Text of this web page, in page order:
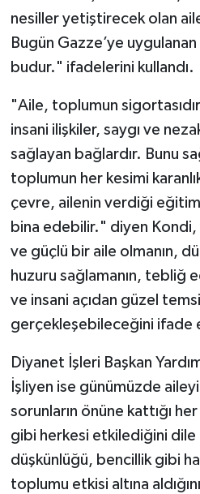
nesiller yetiştirecek olan
Bugün Gazze’ye
budur." ifadelerini kullandı.
"Aile, toplumun
insani ilişkiler, saygı ve
sağlayan bağlardır. Bunu
toplumun her kesimi
çevre, ailenin verdiği
bina edebilir." diyen Kondi,
ve güçlü bir aile olmanın,
huzuru sağlamanın, tebliğ
ve insani açıdan güzel
gerçekleşebileceğini ifade
Diyanet İşleri Başkan
İşliyen ise günümüzde
sorunların önüne kattığı
gibi herkesi etkilediğini
düşkünlüğü, bencillik gibi
toplumu etkisi altına
Karaman Müftülüğü
Kars Müftülüğü
Kastamonu Müftülüğü
Kayseri Müftülüğü
Kırıkkale Müftülüğü
Kırklareli Müftülüğü
Kırşehir Müftülüğü
Kocaeli Müftülüğü
Konya Müftülüğü
Kütahya Müftülüğü
Malatya Müftülüğü